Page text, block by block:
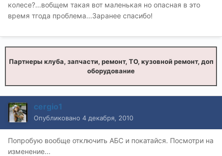
колесе?...вобщем такая вот маленькая но опасная в это
время тгода проблема...Заранее спасибо!
Партнеры клуба, запчасти, ремонт, ТО, кузовной ремонт, доп
оборудование
cergio1
Опубликовано 4 декабря, 2010
Попробую вообще отключить АБС и покатайся. Посмотри на
изменение...